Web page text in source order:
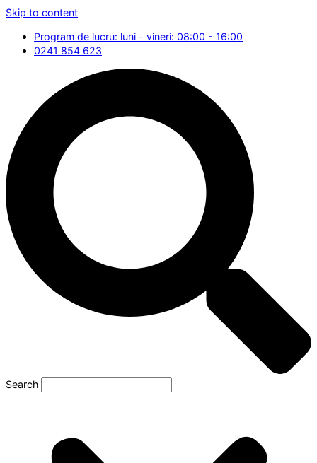
Skip to content
Program de lucru: luni - vineri: 08:00 - 16:00
0241 854 623
Search